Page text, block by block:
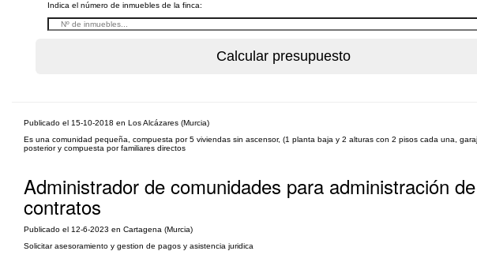
Indica el número de inmuebles de la finca:
Publicado el 15-10-2018 en Los Alcázares (Murcia)
Es una comunidad pequeña, compuesta por 5 viviendas sin ascensor, (1 planta baja y 2 alturas con 2 pisos cada una,
posterior y compuesta por familiares directos
Administrador de comunidades para administración
contratos
Publicado el 12-6-2023 en Cartagena (Murcia)
Solicitar asesoramiento y gestion de pagos y asistencia juridica